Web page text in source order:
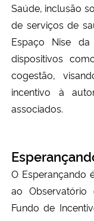
Saúde, inclusão
de serviços de
Espaço Nise
dispositivos
cogestão,
incentivo à
associados.
O Esperançando
ao Observatório
Fundo de